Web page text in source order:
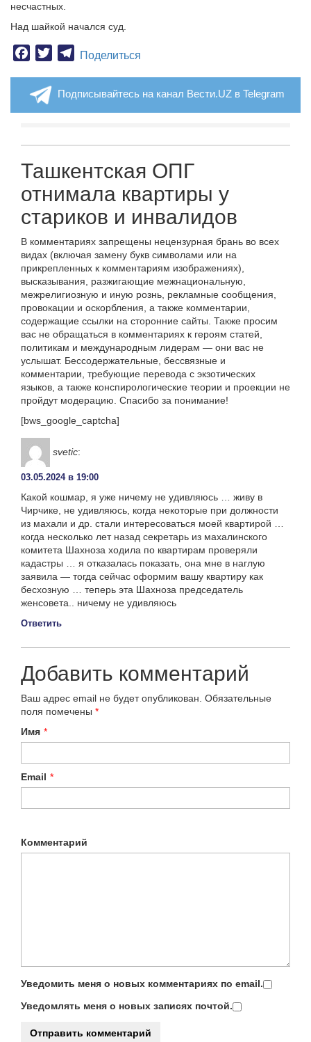
несчастных.
Над шайкой начался суд.
Facebook
TwitterTelegram
Поделиться
Подписывайтесь на канал Вести.UZ в Telegram
Ташкентская ОПГ
отнимала квартиры у
стариков и инвалидов
В комментариях запрещены нецензурная брань во всех
видах (включая замену букв символами или на
прикрепленных к комментариям изображениях),
высказывания, разжигающие межнациональную,
межрелигиозную и иную рознь, рекламные сообщения,
провокации и оскорбления, а также комментарии,
содержащие ссылки на сторонние сайты. Также просим
вас не обращаться в комментариях к героям статей,
политикам и международным лидерам — они вас не
услышат. Бессодержательные, бессвязные и
комментарии, требующие перевода с экзотических
языков, а также конспирологические теории и проекции не
пройдут модерацию. Спасибо за понимание!
[bws_google_captcha]
svetic:
03.05.2024 в 19:00
Какой кошмар, я уже ничему не удивляюсь … живу в
Чирчике, не удивляюсь, когда некоторые при должности
из махали и др. стали интересоваться моей квартирой …
когда несколько лет назад секретарь из махалинского
комитета Шахноза ходила по квартирам проверяли
кадастры … я отказалась показать, она мне в наглую
заявила — тогда сейчас оформим вашу квартиру как
бесхозную … теперь эта Шахноза председатель
женсовета.. ничему не удивляюсь
Ответить
Добавить комментарий
Ваш адрес email не будет опубликован. Обязательные
поля помечены *
Имя *
Email *
Комментарий
Уведомить меня о новых комментариях по email.
Уведомлять меня о новых записях почтой.